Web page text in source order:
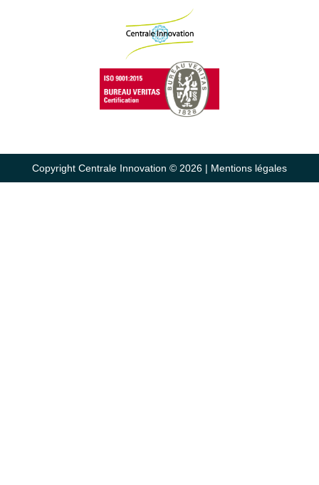
Copyright Centrale Innovation © 2026 | Mentions légales